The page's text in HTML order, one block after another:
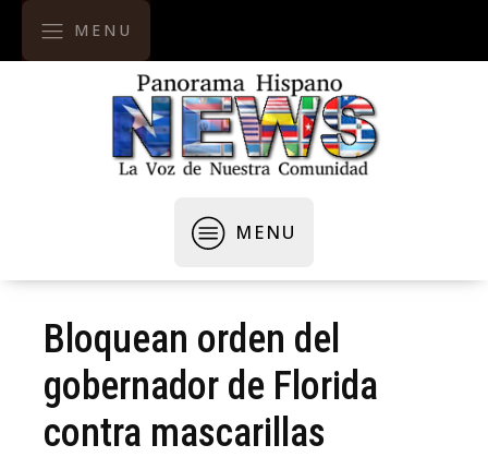
MENU
MENU
Bloquean orden del
gobernador de Florida
contra mascarillas